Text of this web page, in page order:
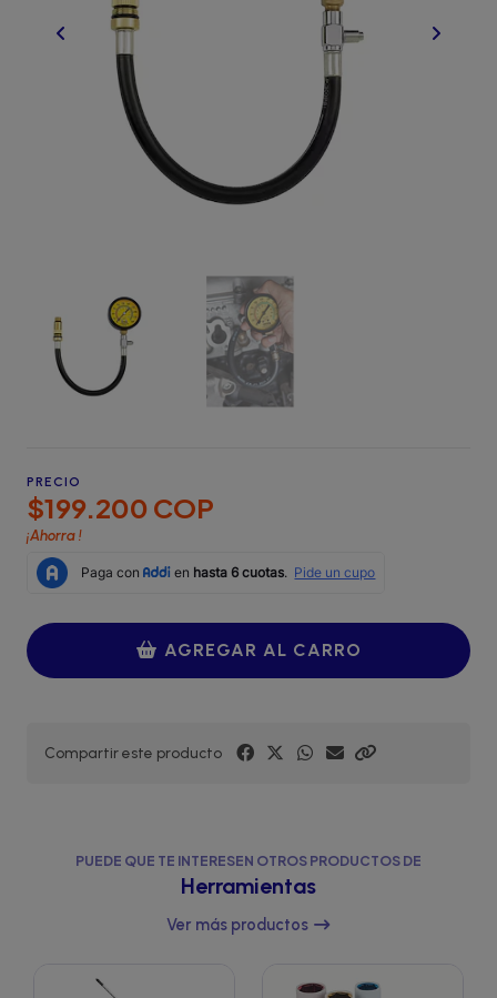
PRECIO
$199.200 COP
¡Ahorra!
AGREGAR AL CARRO
Compartir este producto
PUEDE QUE TE INTERESEN OTROS PRODUCTOS DE
Herramientas
Ver más productos